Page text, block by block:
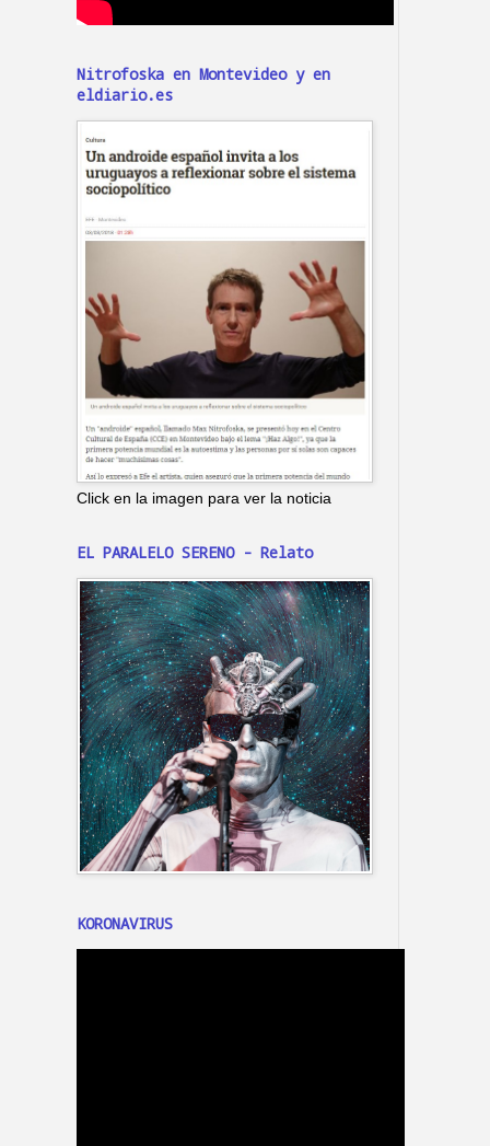
Nitrofoska en Montevideo y en
eldiario.es
Click en la imagen para ver la noticia
EL PARALELO SERENO - Relato
KORONAVIRUS